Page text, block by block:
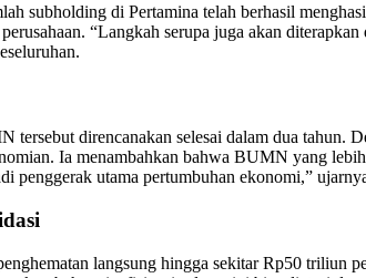
subholding di Pertamina telah berhasil
“Langkah serupa juga akan
direncanakan selesai dalam dua
Ia menambahkan bahwa BUMN yang
penggerak utama pertumbuhan ekonomi,”
langsung hingga sekitar Rp50 triliun